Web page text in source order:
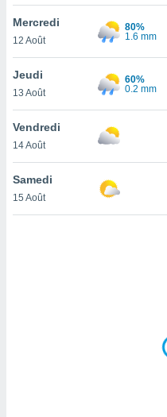
votre
à
en
le
Mercredi
12 Août
80%
1.6 mm
Jeudi
13 Août
60%
0.2 mm
Vendredi
14 Août
Samedi
15 Août